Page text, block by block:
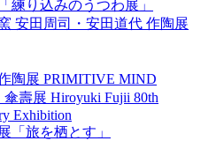
練り込みのうつわ展」
安田周司・安田道代 作陶展
陶展 PRIMITIVE MIND
壽展 Hiroyuki Fujii 80th
Exhibition
「旅を栖とす」